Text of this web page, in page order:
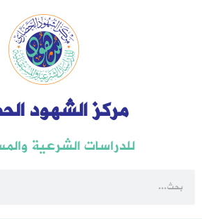
مركز الشهود
للدراسات الشرعية